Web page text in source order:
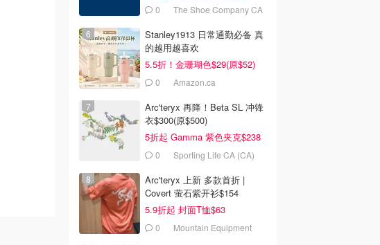
0
The Shoe Company CA
Stanley1913 日常通勤必备 真
的越用越喜欢
5.5折！金珊瑚色$29(原$52)
0 Amazon.ca
Arc'teryx 再降！Beta SL 冲锋
衣$300(原$500)
5折起 Gamma 紫色夹克$238
0 Sporting Life CA (CA)
Arc'teryx 上新 多款首折 |
Covert 萤石紫开衫$154
5.9折起 封面T恤$63
0
Mountain Equipment